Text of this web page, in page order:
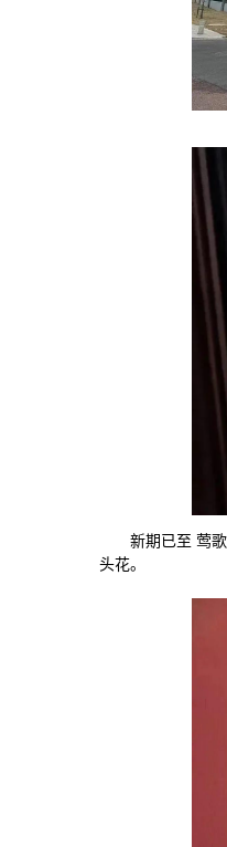
新期已至 莺
头花。